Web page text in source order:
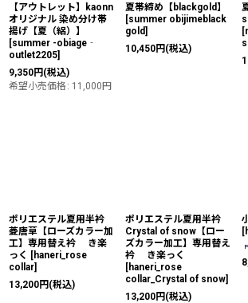
【アウトレット】kaonn
オリジナル 染め分け帯
揚げ【夏（絽）】
[summer -obiage‐
outlet2205]
9,350円 (税込)
希望小売価格 : 11,000円
夏帯締め【blackgold】
[summer obijimeblack
gold]
10,450円 (税込)
[
ポリエステル夏用半衿
菱唐草【ローズカラー加
工】専用替え衿 き楽
っく [haneri_rose
collar]
13,200円 (税込)
ポリエステル夏用半衿
Crystal of snow【ロー
ズカラー加工】専用替え
衿 き楽っく
[haneri_rose
collar_Crystal of snow]
13,200円 (税込)
[